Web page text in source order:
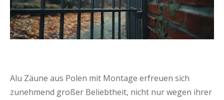
Alu Zäune aus Polen mit Montage erfreuen sich
zunehmend großer Beliebtheit, nicht nur wegen ihrer